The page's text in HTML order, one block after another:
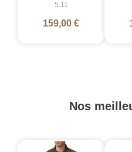
5.11
159,00 €
Nos